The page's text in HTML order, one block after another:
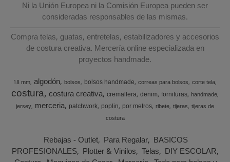
Ni la Unión Europea ni la Comisión Europea pueden ser
consideradas responsables de las mismas.
Compra telas, guatas, entretelas, estabilizadores y accesorios
de costura creativa. Mercería online especializada en
proyectos handmade.
18 mm algodón bolsos bolsos handmade correas para bolsos corte tela
costura costura creativa cremallera denim fornituras handmade
jersey merceria patchwork poplin por metros ribete tijeras tijeras de
costura
Rebajas - Outlet Para Regalar BASICOS
PROFESIONALES Plotter & Vinilos Telas DIY ESCOLAR